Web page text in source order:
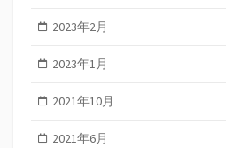
2023年2月
2023年1月
2021年10月
2021年6月